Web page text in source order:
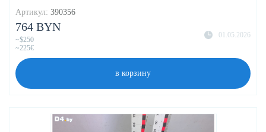
Артикул: 390356
01.05.2026
764 BYN
~$250
~225€
в корзину